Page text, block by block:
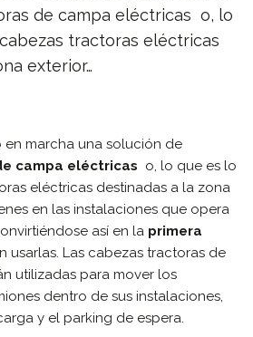
de campa eléctricas o, lo
tractoras eléctricas
exterior…
en marcha una solución de
campa eléctricas o, lo que es lo
eléctricas destinadas a la zona
en las instalaciones que opera
así en la primera
usarlas. Las cabezas tractoras de
utilizadas para mover los
dentro de sus instalaciones,
y el parking de espera.